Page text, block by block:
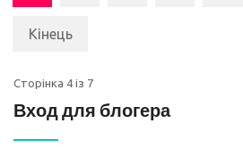
Кінець
Сторінка 4 із 7
Вход для блогера